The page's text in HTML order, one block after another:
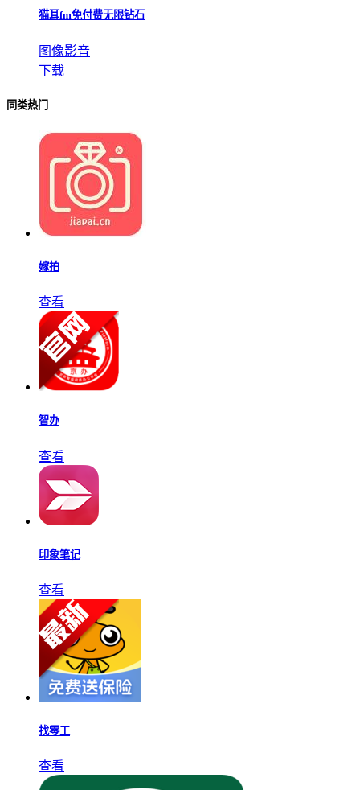
猫耳fm免付费无限钻石
图像影音
下载
同类热门
嫁拍
查看
智办
查看
印象笔记
查看
找零工
查看